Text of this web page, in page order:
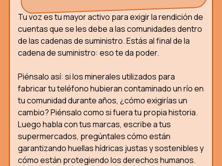
Tu voz es tu mayor activo para exigir la rendición de
cuentas que se les debe a las comunidades dentro
de las cadenas de suministro. Estás al final de la
cadena de suministro: eso te da poder.
Piénsalo así: si los minerales utilizados para
fabricar tu teléfono hubieran contaminado un río en
tu comunidad durante años, ¿cómo exigirías un
cambio? Piénsalo como si fuera tu propia historia.
Luego habla con tus marcas, escribe a tus
supermercados, pregúntales cómo están
garantizando huellas hídricas justas y sostenibles y
cómo están protegiendo los derechos humanos.